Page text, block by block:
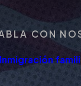
CON